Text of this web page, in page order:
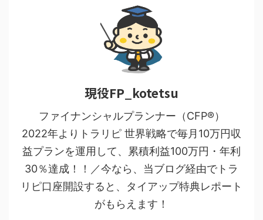
現役FP_kotetsu
ファイナンシャルプランナー（CFP®）
2022年よりトラリピ 世界戦略で毎月10万円収
益プランを運用して、累積利益100万円・年利
30％達成！！／今なら、当ブログ経由でトラ
リピ口座開設すると、タイアップ特典レポート
がもらえます！